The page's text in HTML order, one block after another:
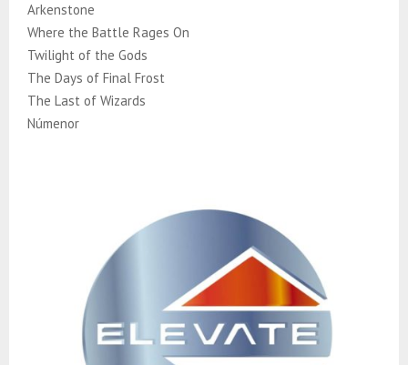
Arkenstone
Where the Battle Rages On
Twilight of the Gods
The Days of Final Frost
The Last of Wizards
Númenor